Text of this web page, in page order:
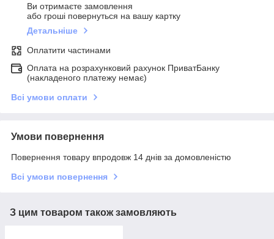
Ви отримаєте замовлення
або гроші повернуться на вашу картку
Детальніше
Оплатити частинами
Оплата на розрахунковий рахунок ПриватБанку
(накладеного платежу немає)
Всі умови оплати
Умови повернення
Повернення товару впродовж 14 днів за домовленістю
Всі умови повернення
З цим товаром також замовляють